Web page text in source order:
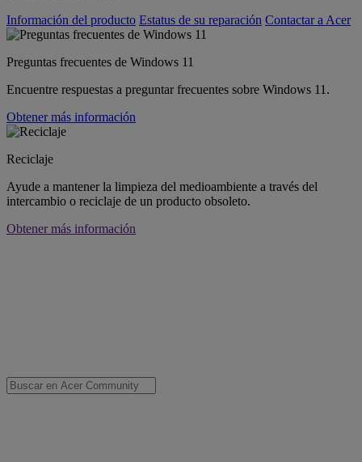
Información del producto Estatus de su reparación Contactar a Acer
Preguntas frecuentes de Windows 11
Encuentre respuestas a preguntar frecuentes sobre Windows 11.
Obtener más información
Reciclaje
Ayude a mantener la limpieza del medioambiente a través del
intercambio o reciclaje de un producto obsoleto.
Obtener más información